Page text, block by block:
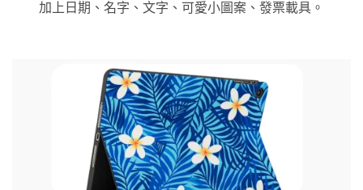
加上日期、名字、文字、可愛小圖案、發票載具。